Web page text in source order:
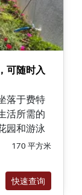
可随时入
落于费特
活所需的
园和游泳
170 平方米
快速查询